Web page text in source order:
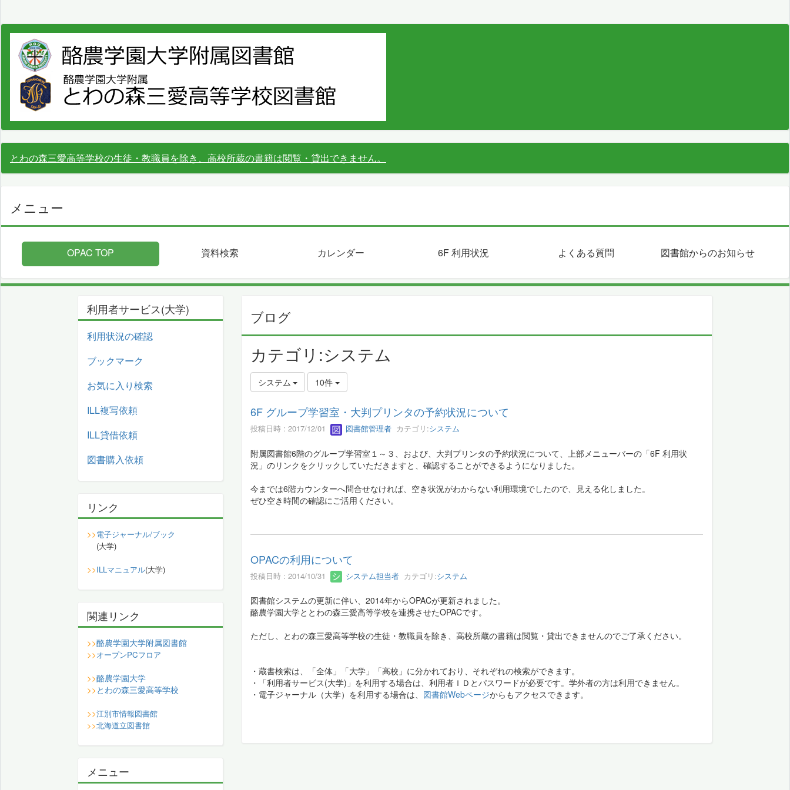
とわの森三愛高等学校の生徒・教職員を除き、高校所蔵の書籍は閲覧・貸出できません。
メニュー
OPAC TOP 資料検索 カレンダー 6F 利用状況 よくある質問 図書館からのお知らせ
ブログ
カテゴリ:システム
システム 10件
6F グループ学習室・大判プリンタの予約状況について
投稿日時 : 2017/12/01 図書館管理者カテゴリ:システム
附属図書館6階のグループ学習室１～３、および、大判プリンタの予約状況について、上部メニューバーの「6F 利用状
況」のリンクをクリックしていただきますと、確認することができるようになりました。
今までは6階カウンターへ問合せなければ、空き状況がわからない利用環境でしたので、見える化しました。
ぜひ空き時間の確認にご活用ください。
OPACの利用について
投稿日時 : 2014/10/31 システム担当者カテゴリ:システム
図書館システムの更新に伴い、2014年からOPACが更新されました。
酪農学園大学ととわの森三愛高等学校を連携させたOPACです。
ただし、とわの森三愛高等学校の生徒・教職員を除き、高校所蔵の書籍は閲覧・貸出できませんのでご了承ください。
・蔵書検索は、「全体」「大学」「高校」に分かれており、それぞれの検索ができます。
・「利用者サービス(大学)」を利用する場合は、利用者ＩＤとパスワードが必要です。学外者の方は利用できません。
・電子ジャーナル（大学）を利用する場合は、 図書館Webページからもアクセスできます。
利用者サービス(大学)
利用状況の確認
ブックマーク
お気に入り検索
ILL複写依頼
ILL貸借依頼
図書購入依頼
リンク
>>電子ジャーナル/ブック
(大学)
>>ILLマニュアル(大学)
関連リンク
>>酪農学園大学附属図書館
>>オープンPCフロア
>>酪農学園大学
>> とわの森三愛高等学校
>>江別市情報図書館
>>北海道立図書館
メニュー